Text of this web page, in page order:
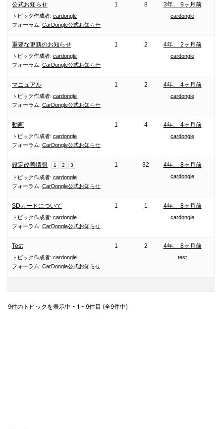
公式お知らせ
トピック作成者: cardongle
フォーラム: CarDongle公式お知らせ
1 8 3年、 9ヶ月前
cardongle
重要な更新のお知らせ
トピック作成者: cardongle
フォーラム: CarDongle公式お知らせ
1 2 4年、 2ヶ月前
cardongle
マニュアル
トピック作成者: cardongle
フォーラム: CarDongle公式お知らせ
1 2 4年、 4ヶ月前
cardongle
動画
トピック作成者: cardongle
フォーラム: CarDongle公式お知らせ
1 4 4年、 4ヶ月前
cardongle
設定改善情報 1 2 3
トピック作成者: cardongle
フォーラム: CarDongle公式お知らせ
1 32 4年、 8ヶ月前
cardongle
SDカードについて
トピック作成者: cardongle
フォーラム: CarDongle公式お知らせ
1 1 4年、 8ヶ月前
cardongle
Test
トピック作成者: cardongle
フォーラム: CarDongle公式お知らせ
1 2 4年、 8ヶ月前
test
9件のトピックを表示中 - 1 - 9件目 (全9件中)